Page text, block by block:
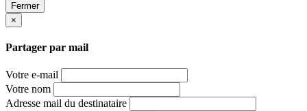
Fermer
×
Partager par mail
Votre e-mail
Votre nom
Adresse mail du destinataire